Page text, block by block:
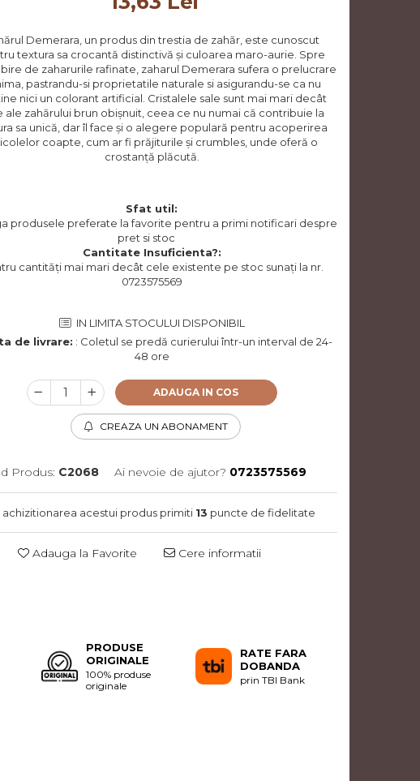
Demerara, un produs din trestia de zahăr, este cunoscut
textura sa crocantă distinctivă și culoarea maro-aurie. Spre
de zaharurile rafinate, zaharul Demerara sufera o prelucrare
pastrandu-si proprietatile naturale si asigurandu-se ca nu
nici un colorant artificial. Cristalele sale sunt mai mari decât
ale zahărului brun obișnuit, ceea ce nu numai că contribuie la
sa unică, dar îl face și o alegere populară pentru acoperirea
coapte, cum ar fi prăjiturile și crumbles, unde oferă o
crostanță plăcută.
Sfat util:
produsele preferate la favorite pentru a primi notificari despre
pret si stoc
Cantitate Insuficienta?:
cantități mai mari decât cele existente pe stoc sunați la nr.
0723575569
IN LIMITA STOCULUI DISPONIBIL
de livrare: : Coletul se predă curierului într-un interval de 24-
48 ore
ADAUGA IN COS
CREAZA UN ABONAMENT
Produs: C2068 Ai nevoie de ajutor? 0723575569
achizitionarea acestui produs primiti 13 puncte de fidelitate
Adauga la Favorite Cere informatii
PRODUSE
ORIGINALE
100% produse
originale
RATE FARA
DOBANDA
prin TBI Bank